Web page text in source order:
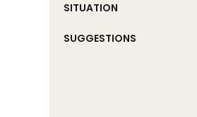
SITUATION
SUGGESTIONS